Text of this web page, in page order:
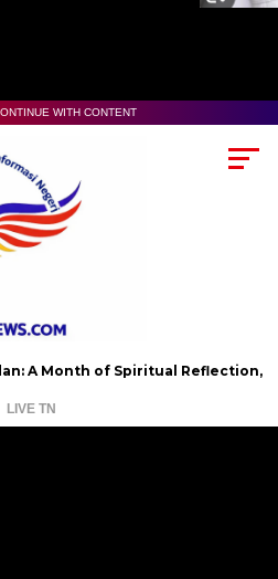
WITH CONTENT
of Spiritual Reflection,
LIVE TN